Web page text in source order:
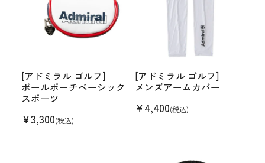
[アドミラル ゴルフ]
ボールポーチベーシック
スポーツ
¥3,300(税込)
[アドミラル ゴルフ]
メンズアームカバー
¥4,400(税込)